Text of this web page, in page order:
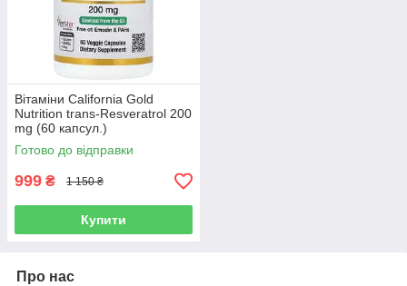
Вітаміни California Gold
Nutrition trans-Resveratrol 200
mg (60 капсул.)
Готово до відправки
999 ₴ 1 150 ₴
Купити
Про нас